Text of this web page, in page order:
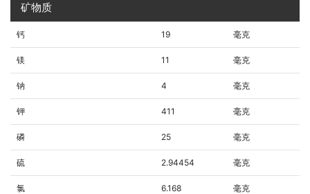
矿物质
钙 19 毫克
镁 11 毫克
钠 4 毫克
钾 411 毫克
磷 25 毫克
硫 2.94454 毫克
氯 6.168 毫克